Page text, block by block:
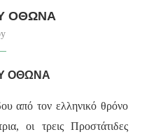
ΌΘΩΝΑ
ΟΘΩΝΑ
από τον ελληνικό θρόνο
οι τρεις Προστάτιδες